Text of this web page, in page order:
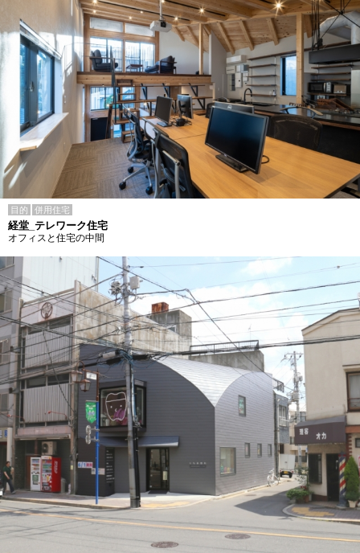
目的 併用住宅
経堂_テレワーク住宅
オフィスと住宅の中間